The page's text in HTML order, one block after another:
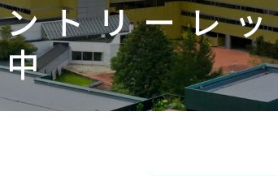
トリーレ